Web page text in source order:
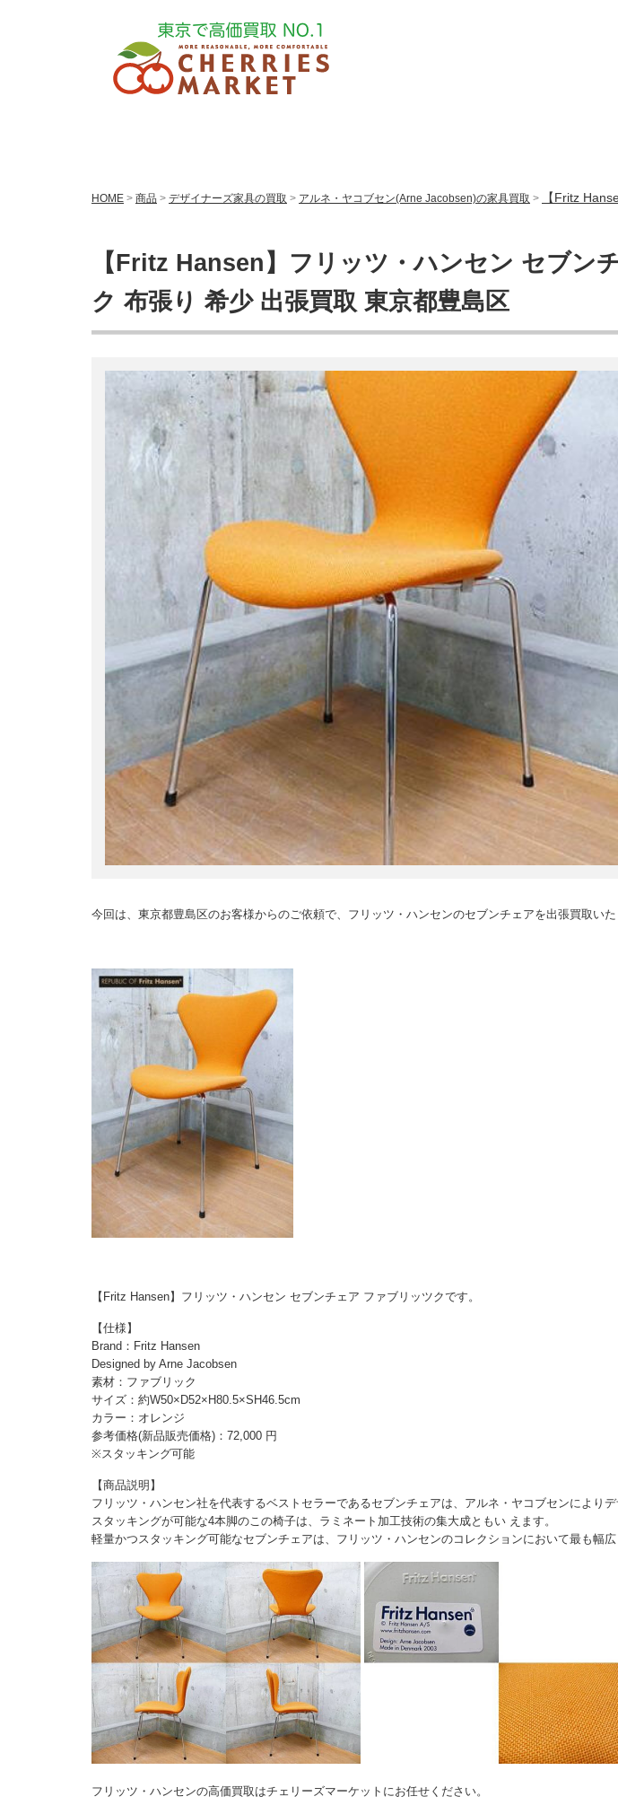
HOME > 商品 > デザイナーズ家具の買取 > アルネ・ヤコブセン(Arne Jacobsen)の家具買取 > 【Fritz
【Fritz Hansen】フリッツ・ハンセン セブン
ク 布張り 希少 出張買取 東京都豊島区
今回は、東京都豊島区のお客様からのご依頼で、フリッツ・ハンセンのセブンチェアを出張買取いた
【Fritz Hansen】フリッツ・ハンセン セブンチェア ファブリッツクです。
【仕様】
Brand：Fritz Hansen
Designed by Arne Jacobsen
素材：ファブリック
サイズ：約W50×D52×H80.5×SH46.5cm
カラー：オレンジ
参考価格(新品販売価格)：72,000 円
※スタッキング可能
【商品説明】
フリッツ・ハンセン社を代表するベストセラーであるセブンチェアは、アルネ・ヤコブセンによりデ
スタッキングが可能な4本脚のこの椅子は、ラミネート加工技術の集大成ともい えます。
軽量かつスタッキング可能なセブンチェアは、フリッツ・ハンセンのコレクションにおいて最も幅広
フリッツ・ハンセンの高価買取はチェリーズマーケットにお任せください。